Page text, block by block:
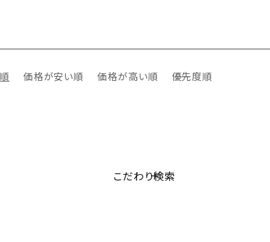
価格が安い順 価格が高い順 優先度順
こだわり検索